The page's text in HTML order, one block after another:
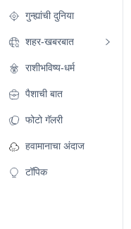
गुन्ह्यांची दुनिया
शहर-खबरबात
राशीभविष्य-धर्म
पैशाची बात
फोटो गॅलरी
हवामानाचा अंदाज
टॉपिक